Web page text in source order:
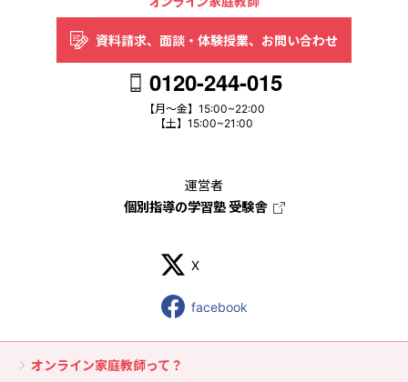
資料請求、 面談・体験授業、 お問い合わせ
0120-244-015
【月～金】15:00~22:00
【土】15:00~21:00
運営者
個別指導の学習塾 受験舎
X
facebook
オンライン家庭教師って？